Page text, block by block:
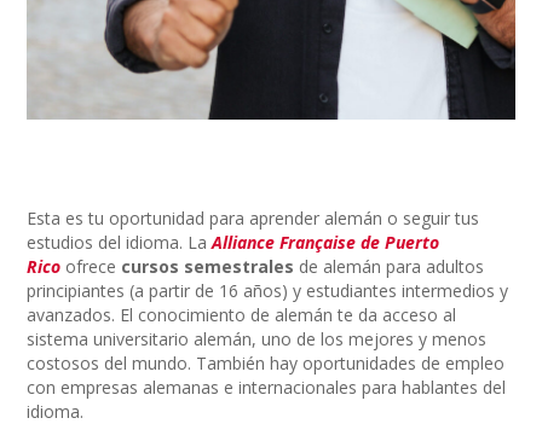
Esta es tu oportunidad para aprender alemán o seguir tus
estudios del idioma. LaAlliance Française de Puerto
Rico ofrece cursos semestrales de alemán para adultos
principiantes (a partir de 16 años) y estudiantes intermedios y
avanzados. El conocimiento de alemán te da acceso al
sistema universitario alemán, uno de los mejores y menos
costosos del mundo. También hay oportunidades de empleo
con empresas alemanas e internacionales para hablantes del
idioma.